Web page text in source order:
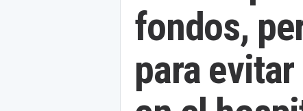
fondos,
para